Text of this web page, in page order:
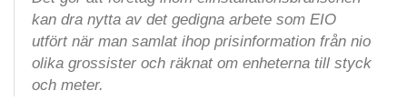
kan dra nytta av det gedigna arbete som EIO
utfört när man samlat ihop prisinformation från nio
olika grossister och räknat om enheterna till styck
och meter.